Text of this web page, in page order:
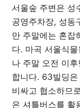
서울숲 주변은 성
공영주차장, 성동
만 주말에는 혼잡
다. 마곡 서울식
나 주말 오전 이
합니다. 63빌딩
비싸고 협소하므
은 셔틀버스를 활